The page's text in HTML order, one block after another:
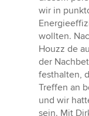
wir in
wollten.
Houzz de
der
festhalten,
Treffen an
und wir
sein. Mit